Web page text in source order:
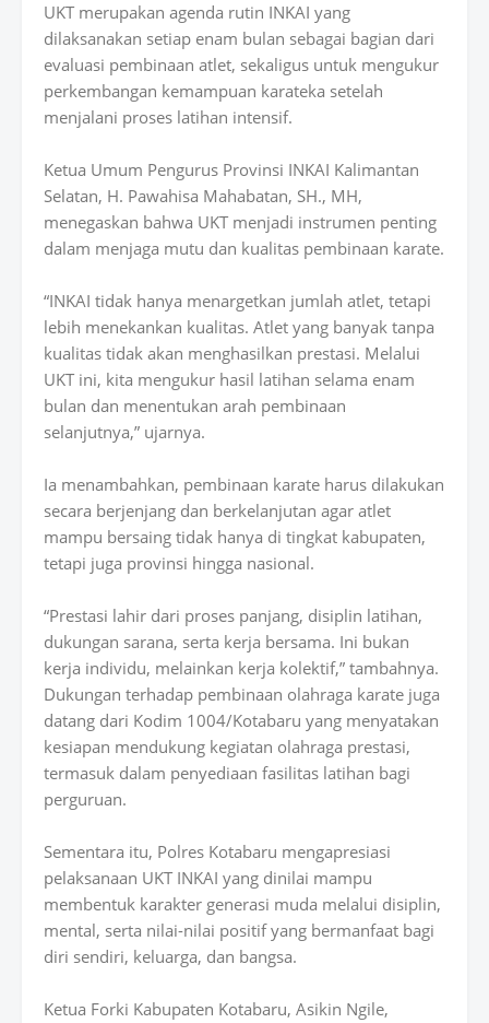
UKT merupakan agenda rutin INKAI yang
dilaksanakan setiap enam bulan sebagai bagian dari
evaluasi pembinaan atlet, sekaligus untuk mengukur
perkembangan kemampuan karateka setelah
menjalani proses latihan intensif.
Ketua Umum Pengurus Provinsi INKAI Kalimantan
Selatan, H. Pawahisa Mahabatan, SH., MH,
menegaskan bahwa UKT menjadi instrumen penting
dalam menjaga mutu dan kualitas pembinaan karate.
“INKAI tidak hanya menargetkan jumlah atlet, tetapi
lebih menekankan kualitas. Atlet yang banyak tanpa
kualitas tidak akan menghasilkan prestasi. Melalui
UKT ini, kita mengukur hasil latihan selama enam
bulan dan menentukan arah pembinaan
selanjutnya,” ujarnya.
Ia menambahkan, pembinaan karate harus dilakukan
secara berjenjang dan berkelanjutan agar atlet
mampu bersaing tidak hanya di tingkat kabupaten,
tetapi juga provinsi hingga nasional.
“Prestasi lahir dari proses panjang, disiplin latihan,
dukungan sarana, serta kerja bersama. Ini bukan
kerja individu, melainkan kerja kolektif,” tambahnya.
Dukungan terhadap pembinaan olahraga karate juga
datang dari Kodim 1004/Kotabaru yang menyatakan
kesiapan mendukung kegiatan olahraga prestasi,
termasuk dalam penyediaan fasilitas latihan bagi
perguruan.
Sementara itu, Polres Kotabaru mengapresiasi
pelaksanaan UKT INKAI yang dinilai mampu
membentuk karakter generasi muda melalui disiplin,
mental, serta nilai-nilai positif yang bermanfaat bagi
diri sendiri, keluarga, dan bangsa.
Ketua Forki Kabupaten Kotabaru, Asikin Ngile,